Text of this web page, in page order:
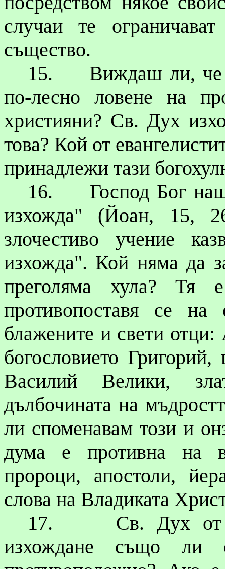
случаи те
същество.
15.
Виждаш ли, че
по-лесно ловене на
християни? Св. Дух
това? Кой от
принадлежи тази
16.
Господ Бог
изхожда" (Йоан, 15,
злочестиво учение
изхожда". Кой няма да
преголяма хула? Тя
противопоставя се на
блажените и свети отци:
богословието
Василий Велики,
дълбочината на
ли споменавам този и
дума е противна на
пророци, апостоли,
слова на Владиката
17.
Св. Дух от
изхождане също